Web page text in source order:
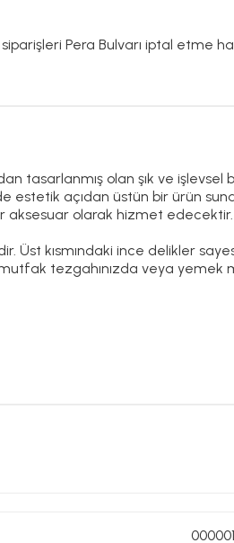
Pera Bulvarı iptal etme
tasarlanmış olan şık ve işlevsel
estetik açıdan üstün bir ürün
aksesuar olarak hizmet edecektir.
Üst kısmındaki ince delikler
tezgahınızda veya yemek
sürecinde endüstriyel